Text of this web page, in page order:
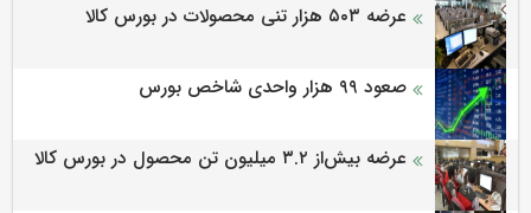
عرضه ۵۰۳ هزار تنی محصولات در بورس کالا
صعود ۹۹ هزار واحدی شاخص بورس
عرضه بیش‌از ۳.۲ میلیون تن محصول در بورس کالا